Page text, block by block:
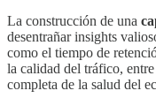
La construcción de una
desentrañar insights
como el tiempo de
la calidad del tráfico,
completa de la salud del